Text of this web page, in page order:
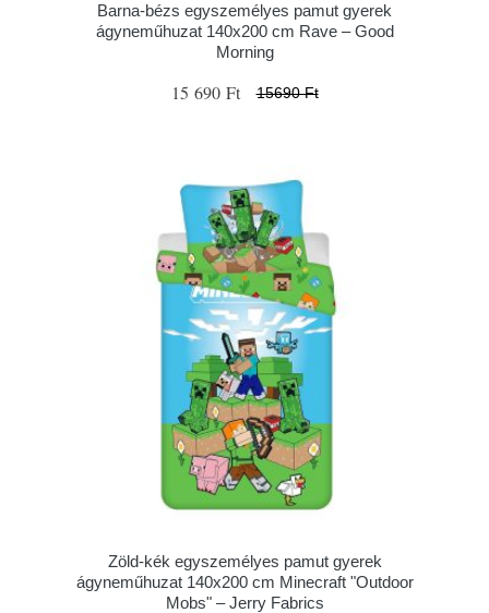
Barna-bézs egyszemélyes pamut gyerek
ágyneműhuzat 140x200 cm Rave – Good
Morning
15 690 Ft 15690 Ft
Zöld-kék egyszemélyes pamut gyerek
ágyneműhuzat 140x200 cm Minecraft "Outdoor
Mobs" – Jerry Fabrics